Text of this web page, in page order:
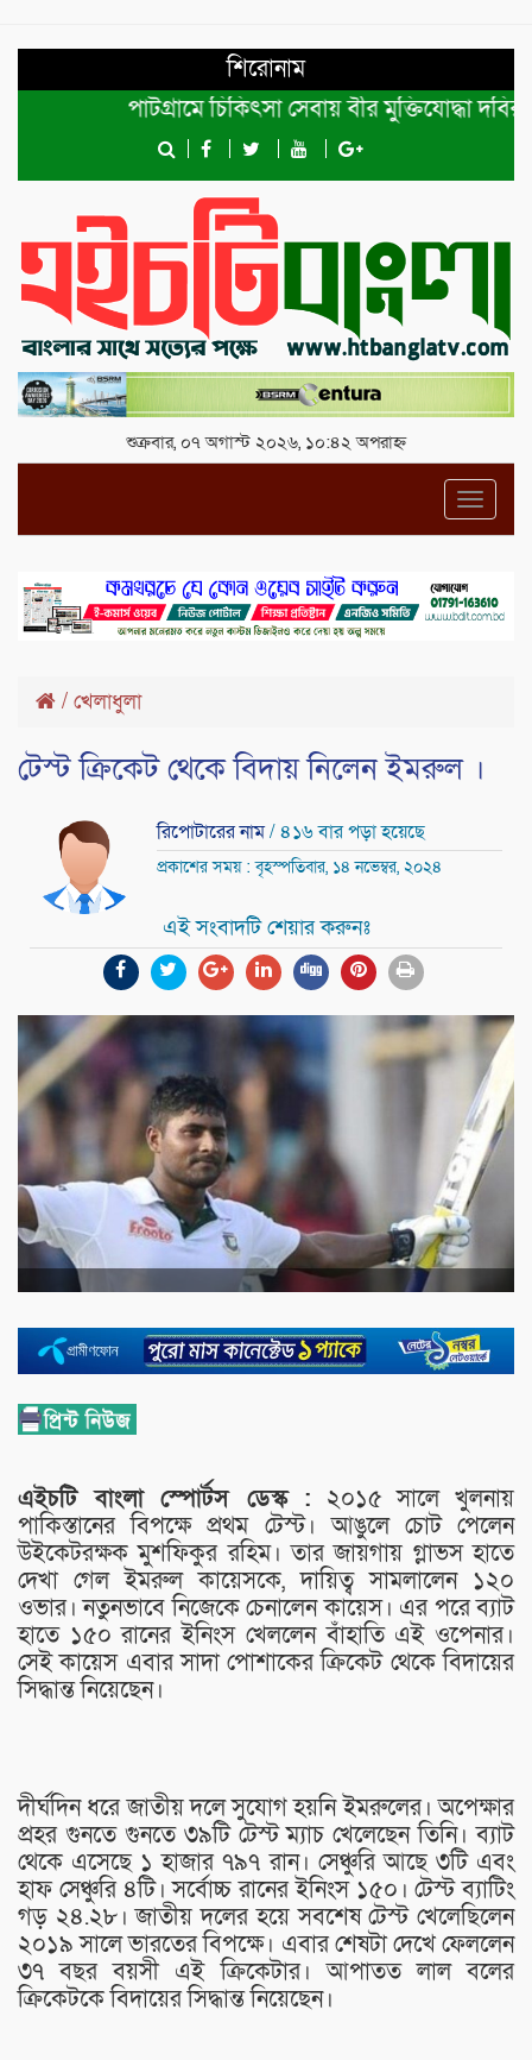
শিরোনাম
পাটগ্রামে চিকিৎসা সেবায় বীর মুক্তিযোদ্ধা দবির
শুক্রবার, ০৭ অগাস্ট ২০২৬, ১০:৪২ অপরাহ্ন
/ খেলাধুলা
টেস্ট ক্রিকেট থেকে বিদায় নিলেন ইমরুল ।
রিপোটারের নাম/ ৪১৬ বার পড়া হয়েছে
প্রকাশের সময় : বৃহস্পতিবার, ১৪ নভেম্বর, ২০২৪
এই সংবাদটি শেয়ার করুনঃ
এইচটি বাংলা স্পোর্টস ডেস্ক : ২০১৫ সালে খুলনায়
পাকিস্তানের বিপক্ষে প্রথম টেস্ট। আঙুলে চোট পেলেন
উইকেটরক্ষক মুশফিকুর রহিম। তার জায়গায় গ্লাভস হাতে
দেখা গেল ইমরুল কায়েসকে, দায়িত্ব সামলালেন ১২০
ওভার। নতুনভাবে নিজেকে চেনালেন কায়েস। এর পরে ব্যাট
হাতে ১৫০ রানের ইনিংস খেললেন বাঁহাতি এই ওপেনার।
সেই কায়েস এবার সাদা পোশাকের ক্রিকেট থেকে বিদায়ের
সিদ্ধান্ত নিয়েছেন।
দীর্ঘদিন ধরে জাতীয় দলে সুযোগ হয়নি ইমরুলের। অপেক্ষার
প্রহর গুনতে গুনতে ৩৯টি টেস্ট ম্যাচ খেলেছেন তিনি। ব্যাট
থেকে এসেছে ১ হাজার ৭৯৭ রান। সেঞ্চুরি আছে ৩টি এবং
হাফ সেঞ্চুরি ৪টি। সর্বোচ্চ রানের ইনিংস ১৫০। টেস্ট ব্যাটিং
গড় ২৪.২৮। জাতীয় দলের হয়ে সবশেষ টেস্ট খেলেছিলেন
২০১৯ সালে ভারতের বিপক্ষে। এবার শেষটা দেখে ফেললেন
৩৭ বছর বয়সী এই ক্রিকেটার। আপাতত লাল বলের
ক্রিকেটকে বিদায়ের সিদ্ধান্ত নিয়েছেন।